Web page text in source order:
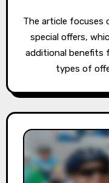
The article focuses on the reservation of tickets with
special offers,
additional benefits
types of